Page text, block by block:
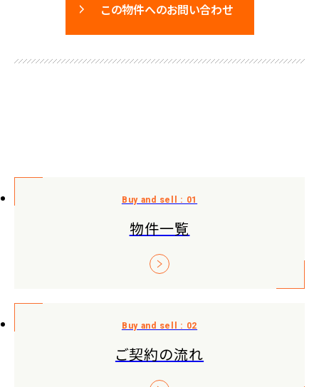
この物件へのお問い合わせ
物件一覧
ご契約の流れ